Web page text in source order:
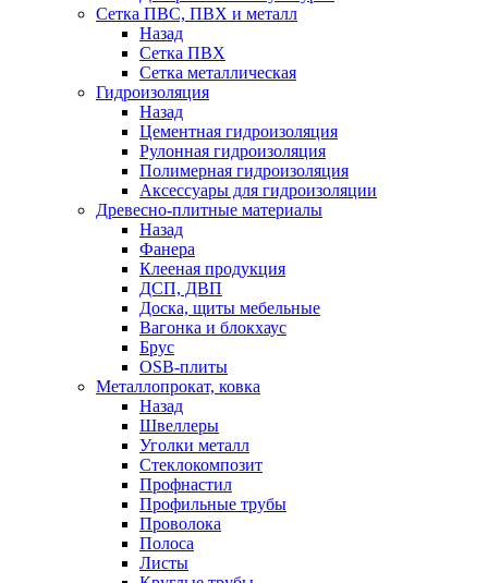
Сетка ПВС, ПВХ и металл
Назад
Сетка ПВХ
Сетка металлическая
Гидроизоляция
Назад
Цементная гидроизоляция
Рулонная гидроизоляция
Полимерная гидроизоляция
Аксессуары для гидроизоляции
Древесно-плитные материалы
Назад
Фанера
Клееная продукция
ДСП, ДВП
Доска, щиты мебельные
Вагонка и блокхаус
Брус
OSB-плиты
Металлопрокат, ковка
Назад
Швеллеры
Уголки металл
Стеклокомпозит
Профнастил
Профильные трубы
Проволока
Полоса
Листы